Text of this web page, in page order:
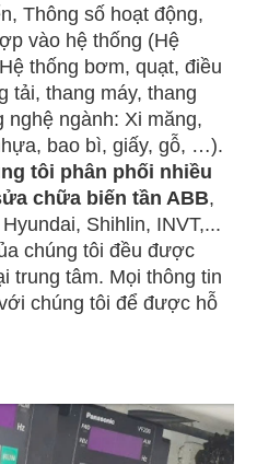
Thông số hoạt động,
vào hệ thống (Hệ
thống bơm, quạt, điều
tải, thang máy, thang
nghệ ngành: Xi măng,
bao bì, giấy, gỗ, …).
tôi phân phối nhiều
chữa biến tần ABB,
Shihlin, INVT,...
chúng tôi đều được
trung tâm. Mọi thông tin
chúng tôi để được hỗ